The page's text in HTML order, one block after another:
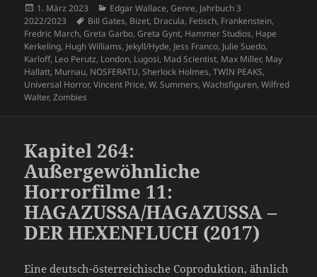
Veröffentlicht
am
1. März 2023 Kategorien
Edgar Wallace,Genre, Jahrbuch 3
2022/2023
Schlagwörter
Bill Gates, Bizet, Dracula, Fetisch, Frankenstein,
Fredric March,Greta Garbo,Greta Gynt, Hammer Studios, Hape
Kerkeling, Hugh Williams, Jekyll/Hyde, Jess Franco, Julie Suedo,
Karloff, Leo Perutz, London, Lugosi, Mad Scientist, Max Miller, May
Hallatt, Murnau, NOSFERATU,Sherlock Holmes,TWIN PEAKS,
Universal Horror,Vincent Price,W. Summers,Wachsfiguren,Wilfred
Walter,Zombies
Kapitel 264:
Außergewöhnliche
Horrorfilme 11:
HAGAZUSSA/HAGAZUSSA –
DER HEXENFLUCH (2017)
Eine deutsch-österreichische Coproduktion, ähnlich